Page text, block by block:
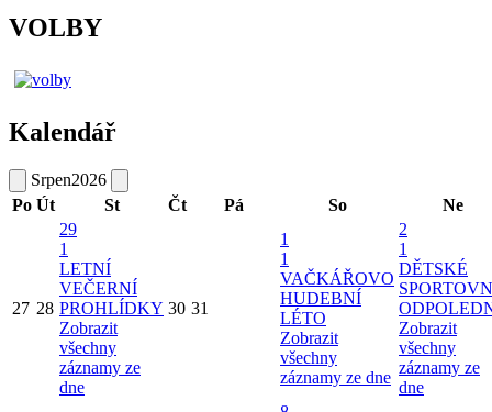
VOLBY
Kalendář
Srpen2026
Po Út St Čt Pá So Ne
27 28
29
1
LETNÍ
VEČERNÍ
PROHLÍDKY
Zobrazit
všechny
záznamy ze
dne
30 31
1
1
VAČKÁŘOVO
HUDEBNÍ
LÉTO
Zobrazit
všechny
záznamy ze dne
2
1
DĚTSKÉ
Zobrazit
všechny
záznamy ze
dne